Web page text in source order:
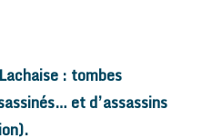
: tombes
et d’assassins